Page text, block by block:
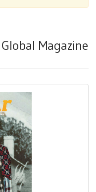
Magazine